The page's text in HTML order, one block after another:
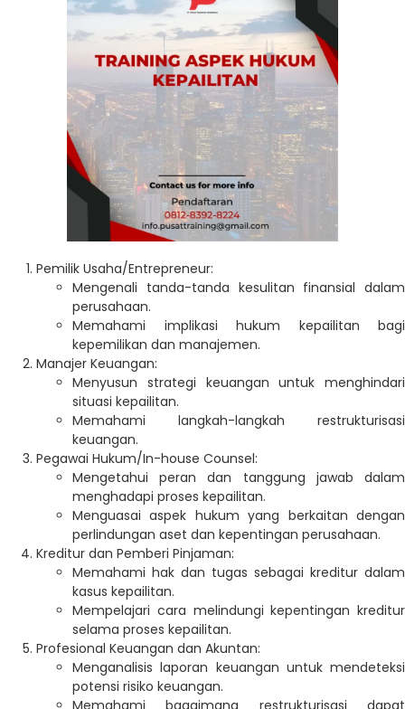
Pemilik Usaha/Entrepreneur:
Mengenali tanda-tanda kesulitan finansial dalam
perusahaan.
Memahami implikasi hukum kepailitan bagi
kepemilikan dan manajemen.
Manajer Keuangan:
Menyusun strategi keuangan untuk menghindari
situasi kepailitan.
Memahami langkah-langkah restrukturisasi
keuangan.
Pegawai Hukum/In-house Counsel:
Mengetahui peran dan tanggung jawab dalam
menghadapi proses kepailitan.
Menguasai aspek hukum yang berkaitan dengan
perlindungan aset dan kepentingan perusahaan.
Kreditur dan Pemberi Pinjaman:
Memahami hak dan tugas sebagai kreditur dalam
kasus kepailitan.
Mempelajari cara melindungi kepentingan kreditur
selama proses kepailitan.
Profesional Keuangan dan Akuntan:
Menganalisis laporan keuangan untuk mendeteksi
potensi risiko keuangan.
Memahami bagaimana restrukturisasi dapat